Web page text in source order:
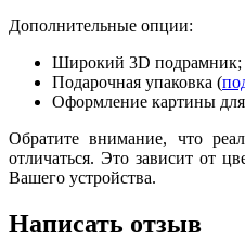
Дополнительные опции:
Широкий 3D подрамник;
Подарочная упаковка (
Оформление картины
Обратите внимание, что
отличаться. Это зависит от
Вашего устройства.
Написать отзыв